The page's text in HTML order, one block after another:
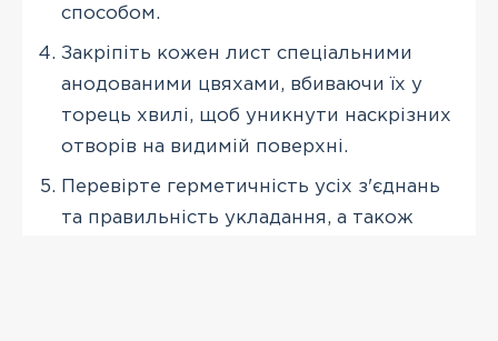
способом.
Закріпіть кожен лист спеціальними
анодованими цвяхами, вбиваючи їх у
торець хвилі, щоб уникнути наскрізних
отворів на видимій поверхні.
Перевірте герметичність усіх з'єднань
та правильність укладання, а також